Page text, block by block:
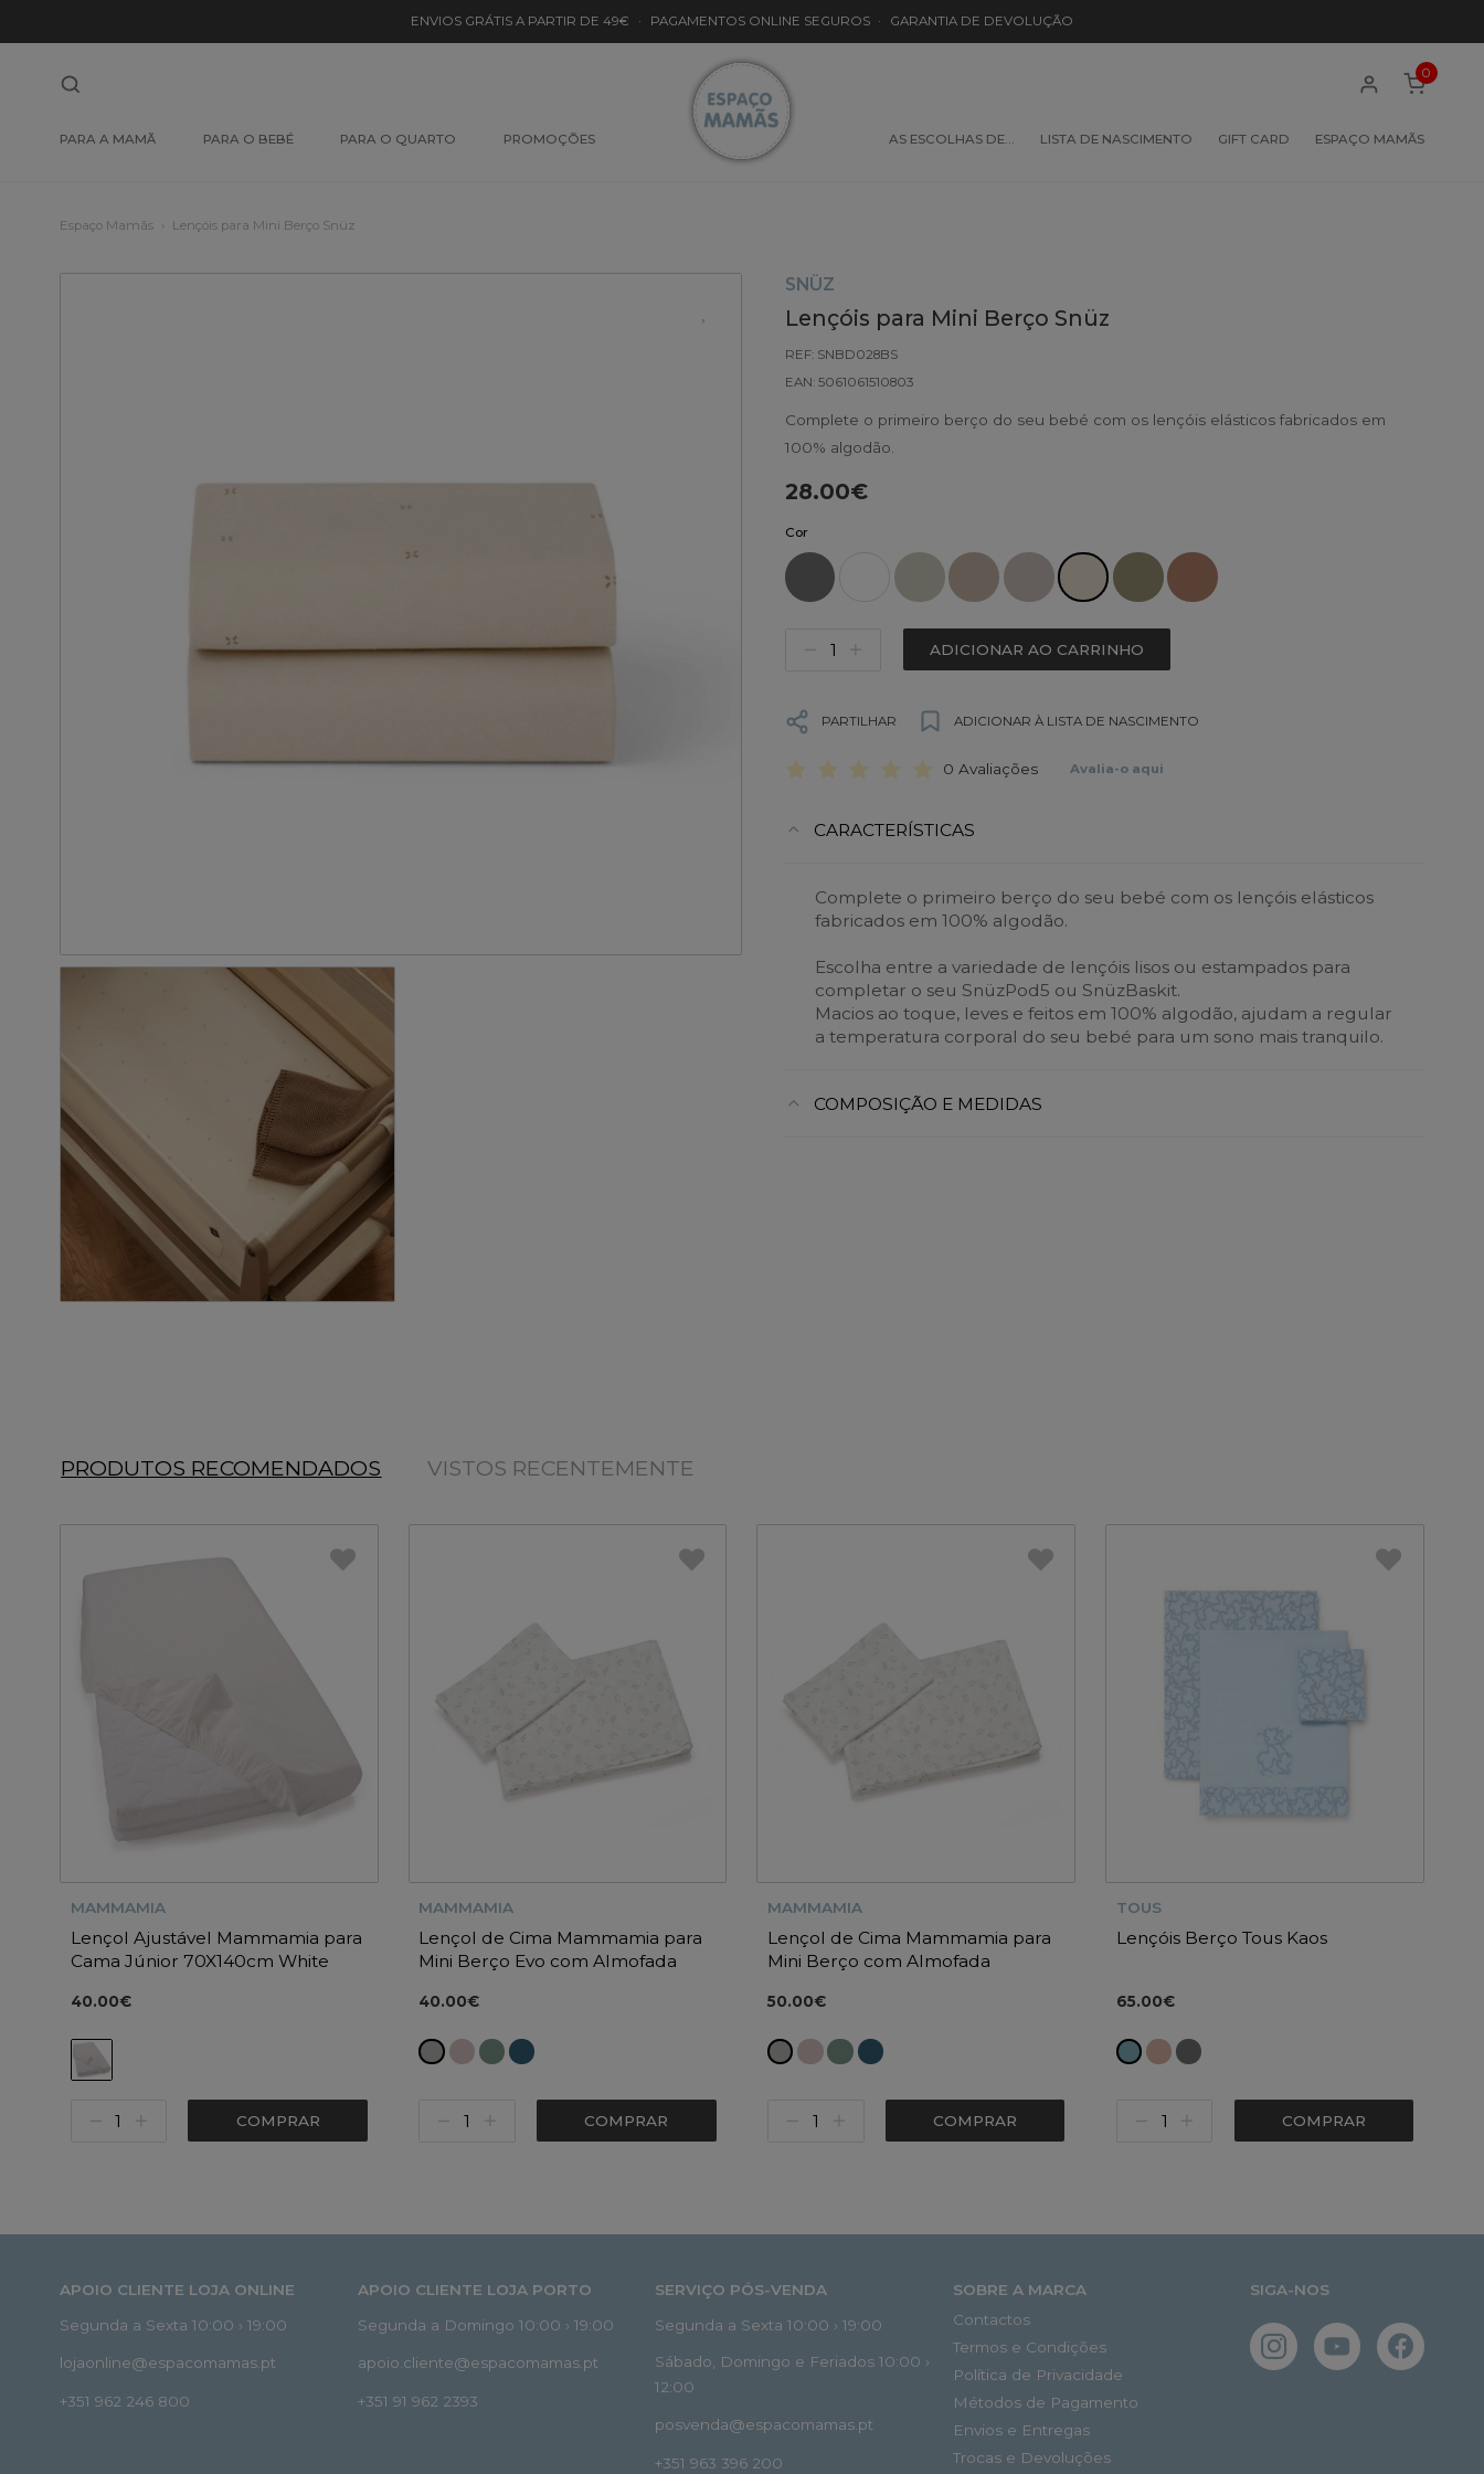
ENVIOS GRÁTIS A PARTIR DE 49€ · PAGAMENTOS ONLINE SEGUROS · GARANTIA DE DEVOLUÇÃO
PARA A MAMÃ PARA O BEBÉ PARA O QUARTO PROMOÇÕES AS ESCOLHAS DE… LISTA DE NASCIMENTO GIFT CARD ESPAÇO MAMÃS
0
Espaço Mamãs Lençóis para Mini Berço Snüz
SNÜZ
Lençóis para Mini Berço Snüz
REF: SNBD028BS
EAN: 5061061510803
Complete o primeiro berço do seu bebé com os lençóis elásticos fabricados em
100% algodão.
28.00€
Cor
ADICIONAR AO CARRINHO
PARTILHAR ADICIONAR À LISTA DE NASCIMENTO
0 Avaliações Avalia-o aqui
CARACTERÍSTICAS
Complete o primeiro berço do seu bebé com os lençóis elásticos
fabricados em 100% algodão.
Escolha entre a variedade de lençóis lisos ou estampados para
completar o seu SnüzPod5 ou SnüzBaskit.
Macios ao toque, leves e feitos em 100% algodão, ajudam a regular
a temperatura corporal do seu bebé para um sono mais tranquilo.
COMPOSIÇÃO E MEDIDAS
PRODUTOS RECOMENDADOS VISTOS RECENTEMENTE
MAMMAMIA
Lençol Ajustável Mammamia para
Cama Júnior 70X140cm White
40.00€
COMPRAR
MAMMAMIA
Lençol de Cima Mammamia para
Mini Berço Evo com Almofada
40.00€
COMPRAR
MAMMAMIA
Lençol de Cima Mammamia para
Mini Berço com Almofada
50.00€
COMPRAR
TOUS
Lençóis Berço Tous Kaos
65.00€
COMPRAR
APOIO CLIENTE LOJA ONLINE
Segunda a Sexta 10:00 › 19:00
lojaonline@espacomamas.pt
+351 962 246 800
APOIO CLIENTE LOJA PORTO
Segunda a Domingo 10:00 › 19:00
apoio.cliente@espacomamas.pt
+351 91 962 2393
SERVIÇO PÓS-VENDA
Segunda a Sexta 10:00 › 19:00
Sábado, Domingo e Feriados 10:00 ›
12:00
posvenda@espacomamas.pt
+351 963 396 200
SOBRE A MARCA
Contactos
Termos e Condições
Política de Privacidade
Métodos de Pagamento
Envios e Entregas
Trocas e Devoluções
SIGA-NOS